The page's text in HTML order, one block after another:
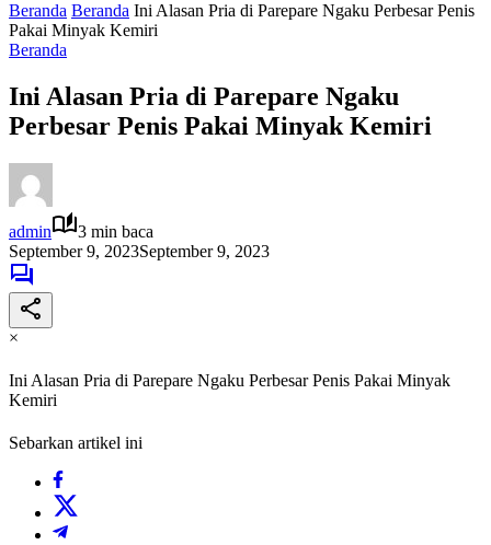
Beranda Beranda Ini Alasan Pria di Parepare Ngaku Perbesar Penis
Pakai Minyak Kemiri
Beranda
Ini Alasan Pria di Parepare Ngaku
Perbesar Penis Pakai Minyak Kemiri
admin
3 min baca
September 9, 2023September 9, 2023
×
Ini Alasan Pria di Parepare Ngaku Perbesar Penis Pakai Minyak
Kemiri
Sebarkan artikel ini